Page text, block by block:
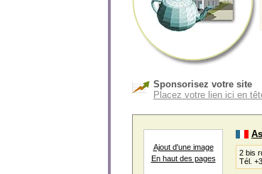
Sponsorisez votre site
Placez votre lien ici en
Ajout d'une image
En haut des pages
2 bis
Tél.